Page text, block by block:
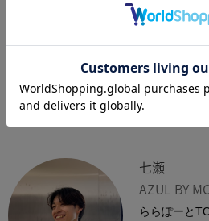
コーディネート
こちらのトップスで着用しているシャ
用してみました！！
見た目も着用した時も涼しく感じるア
こちらは5月発売予定なので是非ご検討
七瀬
AZUL BY
ららぽーと